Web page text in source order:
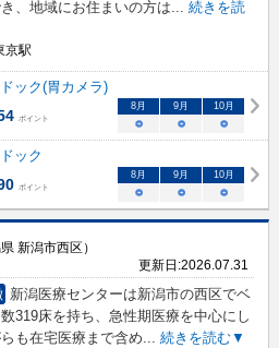
、地域にお住まいの方は
続きを読
京駅
ック(胃カメラ)
ポイント
8 月 9 月 10月
○ ○ ○
ック
ポイント
8 月 9 月 10月
○ ○ ○
県 新潟市西区）
更新日:2026.07.31
新潟医療センターは新潟市の西区でベ
319床を持ち、急性期医療を中心にし
も在宅医療まで含め... 続きを読む▼